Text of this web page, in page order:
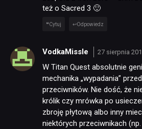
też o Sacred 3 🙂
Cytuj Odpowiedz
VodkaMissle 27 sierpnia
W Titan Quest absolutnie
mechanika „wypadania”
przeciwników. Nie dość, że
królik czy mrówka po
zbroję płytową albo inny
niektórych przeciwnikach